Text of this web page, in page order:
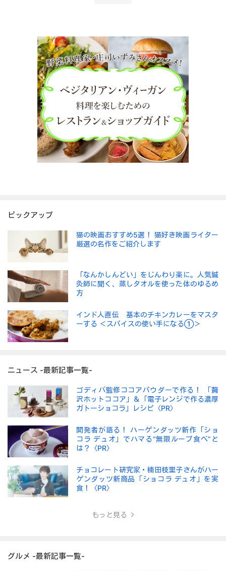
ピックアップ
猫の映画おすすめ5選！ 猫好き映画ライター
厳選の名作をご紹介します
「なんかしんどい」をじんわり楽に。人気鍼
灸師に聞く、蒸しタオルを使った体のゆるめ
方
インド人直伝 基本のチキンカレーをマスタ
ーする ＜スパイスの使い手になる①＞
ニュース -最新記事一覧-
ゴディバ監修ココアパウダーで作る！ 「贅
沢ホットココア」＆「電子レンジで作る濃厚
ガトーショコラ」レシピ〈PR〉
開発者が語る！ ハーゲンダッツ新作「ショ
コラ デュオ」でハマる“無限ループ食べ”と
は？〈PR〉
チョコレート研究家・楠田枝里子さんがハー
ゲンダッツ新商品「ショコラ デュオ」を実
食！〈PR〉
もっと見る
グルメ -最新記事一覧-